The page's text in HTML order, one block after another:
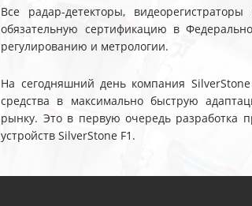
Все радар-детекторы,
обязательную сертификацию в
регулированию и метрологии.
На сегодняшний день компания
средства в максимально быструю
рынку. Это в первую очередь разработка
устройств SilverStone F1.